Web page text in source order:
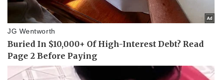
Thế giới thể thao
eSports
Hậu trường
Ô tô - Xe máy
Tư vấn